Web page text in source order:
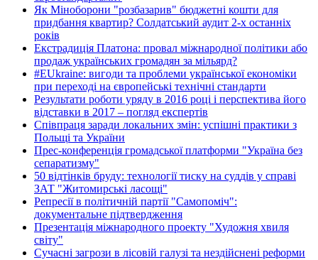
Як Міноборони "розбазарив" бюджетні кошти для
придбання квартир? Солдатський аудит 2-х останніх
років
Екстрадиція Платона: провал міжнародної політики або
продаж українських громадян за мільярд?
#EUkraine: вигоди та проблеми української економіки
при переході на європейські технічні стандарти
Результати роботи уряду в 2016 році і перспектива його
відставки в 2017 – погляд експертів
Співпраця заради локальних змін: успішні практики з
Польщі та України
Прес-конференція громадської платформи "Україна без
сепаратизму"
50 відтінків бруду: технології тиску на суддів у справі
ЗАТ "Житомирські ласощі"
Репресії в політичній партії "Самопоміч":
документальне підтвердження
Презентація міжнародного проекту "Художня хвиля
світу"
Сучасні загрози в лісовій галузі та нездійснені реформи